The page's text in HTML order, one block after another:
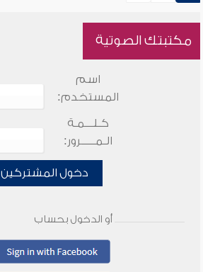
مكتبتك الصوتية
اسم
المستخدم:
كـلـــمـة
الـمـــــرور:
دخول المشتركين
أو الدخول بحساب